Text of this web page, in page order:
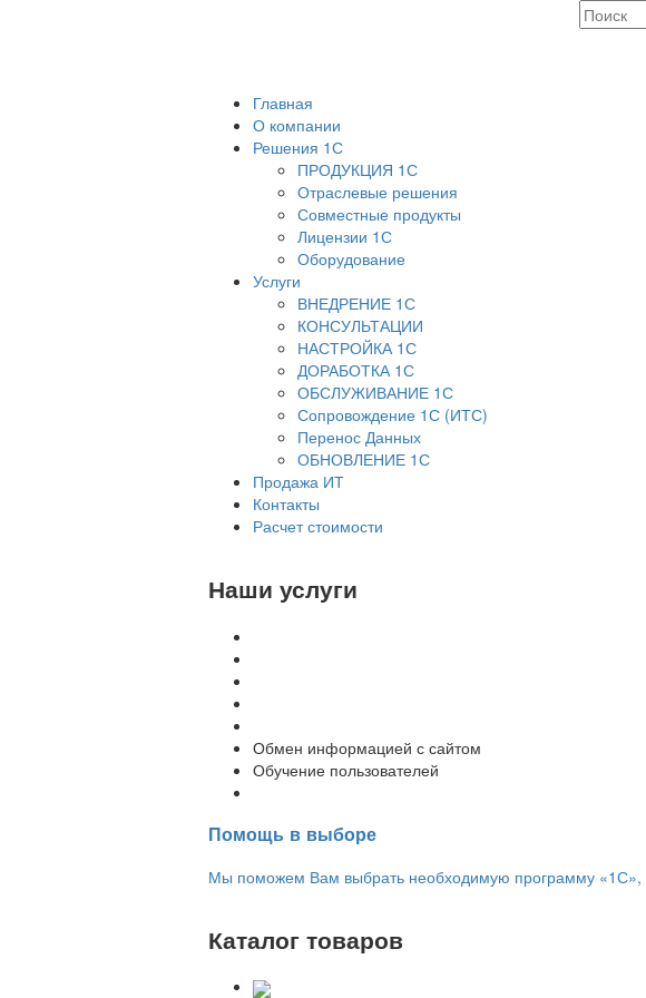
Главная
О компании
Решения 1С
ПРОДУКЦИЯ 1С
Отраслевые решения
Совместные продукты
Лицензии 1С
Оборудование
Услуги
ВНЕДРЕНИЕ 1С
КОНСУЛЬТАЦИИ
НАСТРОЙКА 1С
ДОРАБОТКА 1С
ОБСЛУЖИВАНИЕ 1С
Сопровождение 1С (ИТС)
Перенос Данных
ОБНОВЛЕНИЕ 1С
Продажа ИТ
Контакты
Расчет стоимости
Наши услуги
Обмен информацией с сайтом
Обучение пользователей
Помощь в выборе
Мы поможем Вам выбрать необходимую программу «1С»,
Каталог товаров